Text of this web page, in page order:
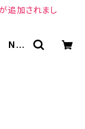
追加されまし
No.